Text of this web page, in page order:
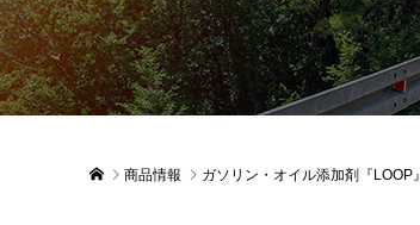
商品情報 ガソリン・オイル添加剤『LOOP』